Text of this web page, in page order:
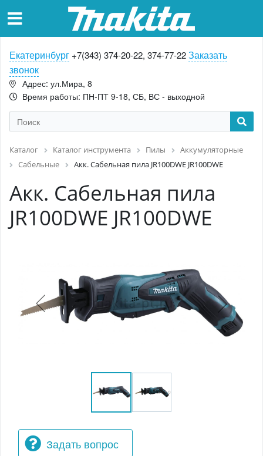
Екатеринбург +7(343) 374-20-22, 374-77-22Заказать
звонок
Адрес: ул.Мира, 8
Время работы: ПН-ПТ 9-18, СБ, ВС - выходной
Каталог Каталог инструмента Пилы
Аккумуляторные
Сабельные
Акк. Сабельная пила JR100DWE JR100DWE
Акк. Сабельная пила
JR100DWE JR100DWE
Задать вопрос